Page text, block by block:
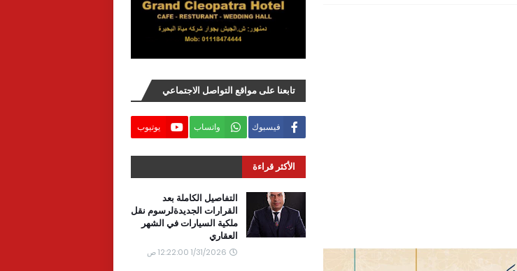
تابعنا على مواقع التواصل الاجتماعي
فيسبوك واتساب يوتيوب
الأكثر قراءة
التفاصيل الكاملة بعد
القرارات الجديدةلرسوم نقل
ملكية السيارات في الشهر
العقاري
1/31/2026 12:22:00 ص